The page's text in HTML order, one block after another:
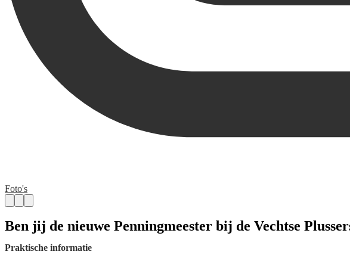
Foto's
Ben jij de nieuwe Penningmeester bij de Vechtse
Praktische informatie